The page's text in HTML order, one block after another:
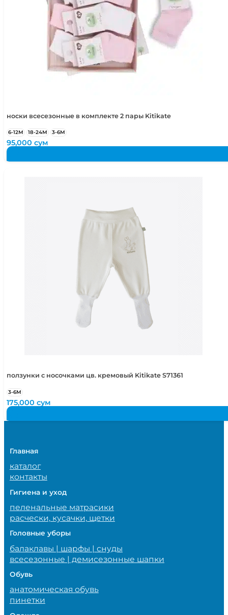
носки всесезонные в комплекте 2 пары Kitikate
6-12М 18-24М 3-6М
95,000сум
ползунки с носочками цв. кремовый Kitikate S71361
3-6М
175,000сум
Главная
каталог
контакты
Гигиена и уход
пеленальные матрасики
расчески, кусачки, щетки
Головные уборы
балаклавы | шарфы | снуды
всесезонные | демисезонные шапки
Обувь
анатомическая обувь
пинетки